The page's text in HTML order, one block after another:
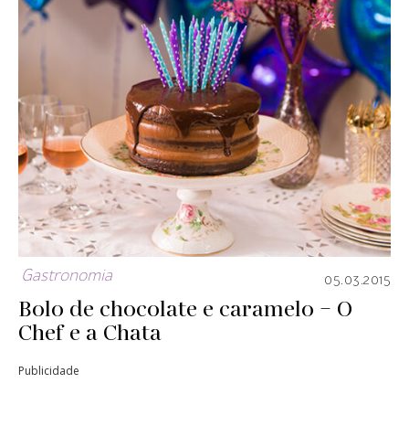
Gastronomia 05.03.2015
Bolo de chocolate e caramelo – O
Chef e a Chata
Publicidade